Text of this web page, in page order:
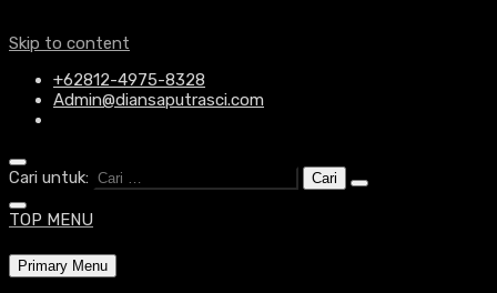
Skip to content
+62812-4975-8328
Admin@diansaputrasci.com
Cari untuk:
TOP MENU
Primary Menu